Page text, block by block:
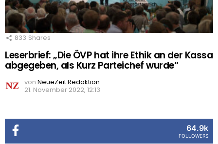
833 Shares
Leserbrief: „Die ÖVP hat ihre Ethik an der Kassa
abgegeben, als Kurz Parteichef wurde“
von NeueZeit Redaktion
21. November 2022, 12:13
64.9k
FOLLOWERS